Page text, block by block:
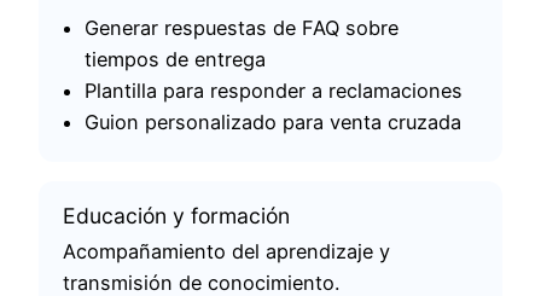
Generar respuestas de FAQ sobre
tiempos de entrega
Plantilla para responder a reclamaciones
Guion personalizado para venta cruzada
Educación y formación
Acompañamiento del aprendizaje y
transmisión de conocimiento.